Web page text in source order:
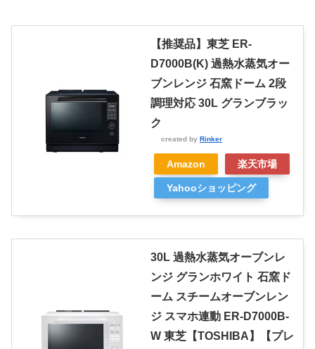
【推奨品】東芝 ER-
D7000B(K) 過熱水蒸気オー
ブンレンジ 石窯ドーム 2段
調理対応 30L グランブラッ
ク
created by Rinker
Amazon 楽天市場
Yahooショッピング
30L 過熱水蒸気オーブンレ
ンジ グランホワイト 石窯ド
ーム スチームオーブンレン
ジ スマホ連動 ER-D7000B-
W 東芝【TOSHIBA】【プレ